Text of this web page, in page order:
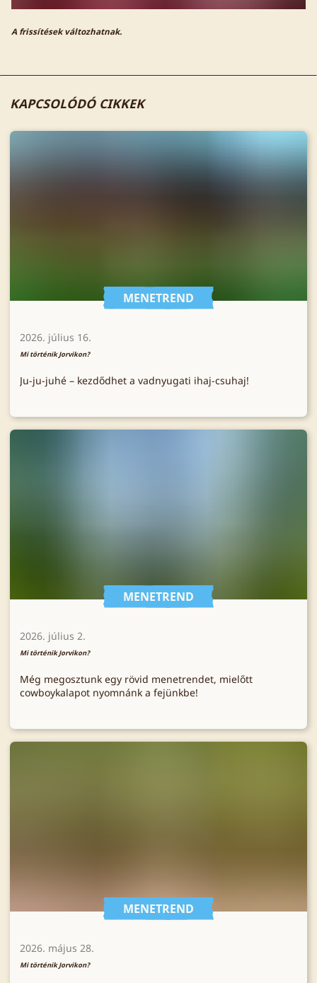
A frissítések változhatnak.
KAPCSOLÓDÓ CIKKEK
MENETREND
2026. július 16.
Mi történik Jorvikon?
Ju-ju-juhé – kezdődhet a vadnyugati ihaj-csuhaj!
MENETREND
2026. július 2.
Mi történik Jorvikon?
Még megosztunk egy rövid menetrendet, mielőtt
cowboykalapot nyomnánk a fejünkbe!
MENETREND
2026. május 28.
Mi történik Jorvikon?